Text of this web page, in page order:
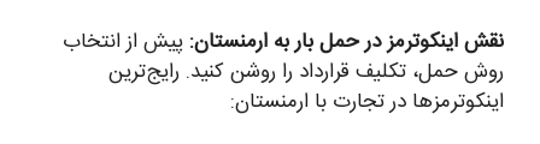
نقش اینکوترمز در حمل بار به ارمنستان: پیش از انتخاب
روش حمل، تکلیف قرارداد را روشن کنید. رایج‌ترین
اینکوترمزها در تجارت با ارمنستان: